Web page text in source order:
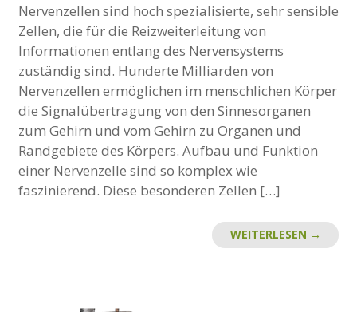
Nervenzellen sind hoch spezialisierte, sehr sensible
Zellen, die für die Reizweiterleitung von
Informationen entlang des Nervensystems
zuständig sind. Hunderte Milliarden von
Nervenzellen ermöglichen im menschlichen Körper
die Signalübertragung von den Sinnesorganen
zum Gehirn und vom Gehirn zu Organen und
Randgebiete des Körpers. Aufbau und Funktion
einer Nervenzelle sind so komplex wie
faszinierend. Diese besonderen Zellen […]
WEITERLESEN →